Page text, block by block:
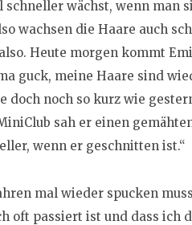
wächst, wenn man
wachsen die Haare auch
Heute morgen kommt
guck, meine Haare sind
doch noch so kurz wie
sah er einen
wenn er geschnitten ist.“
mal wieder spucken
oft passiert ist und dass ich